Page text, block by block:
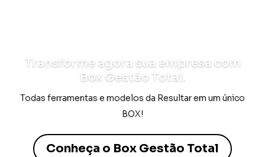
Transforme agora sua empresa com
Box Gestão Total.
Todas ferramentas e modelos da Resultar em um único
BOX!
Conheça o Box Gestão Total